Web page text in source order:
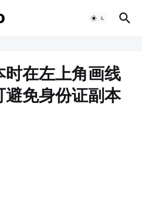
在左上角画线
免身份证副本